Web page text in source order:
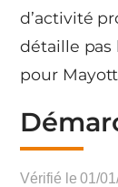
d’activité
détaille pas
pour
Vérifié le 01/